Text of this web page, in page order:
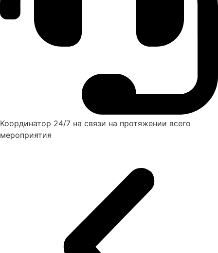
Координатор 24/7 на связи на протяжении всего
мероприятия